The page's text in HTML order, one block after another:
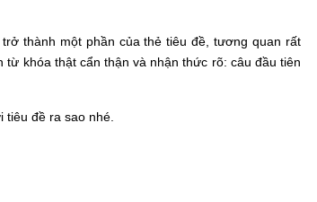
thành một phần của thẻ tiêu đề, tương quan rất
khóa thật cẩn thận và nhận thức rõ: câu đầu tiên
đề ra sao nhé.